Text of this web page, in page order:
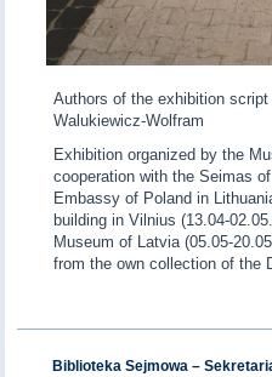
Authors of the exhibition
Walukiewicz-Wolfram
Exhibition organized by the
cooperation with the Seimas
Embassy of Poland in
building in Vilnius (13.04-
Museum of Latvia (05.05-
from the own collection of the
Biblioteka Sejmowa –